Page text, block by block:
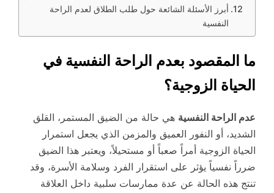
أبرز الأسئلة الشائعة حول طلب الطلاق لعدم الراحة
النفسية
ما المقصود بعدم الراحة النفسية في
الحياة الزوجية؟
عدم الراحة النفسية هي حالة من الضيق المستمر، القلق
الشديد، أو النفور العميق والمزمن الذي يجعل استمرار
الحياة الزوجية أمراً صعباً أو مستحيلاً، ويعتبر هذا الضيق
ضرراً نفسياً يؤثر على استقرار الفرد وسلامة الأسرة، وقد
تنتج هذه الحالة عن عدة ممارسات سلبية داخل العلاقة